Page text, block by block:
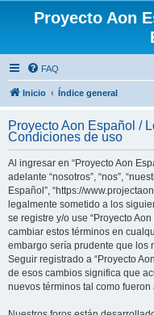
Proyecto Aon
FAQ
Inicio Índice general
Proyecto Aon Español /
Condiciones de uso
Al ingresar en “Proyecto Aon
adelante “nosotros”, “nos”,
Español”, “https://
legalmente sometido a los
se registre y/o use “Proyecto
cambiar estos términos en
embargo sería prudente que los
Seguir registrado a “Proyecto
de esos cambios significa que
nuevos términos tal como